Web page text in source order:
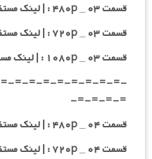
قسمت ۰۳ _ ۴۸۰p : | لینک مستقیم | دوبله فارسی
قسمت ۰۳ _ ۷۲۰p : | لینک مستقیم | دوبله فارسی
قسمت ۰۳ _ ۱۰۸۰p : | لینک مستقیم | دوبله فارسی
=-=-=-=-=-=-=-=-
=-=-=-=-
قسمت ۰۴ _ ۴۸۰p : | لینک مستقیم | دوبله فارسی
قسمت ۰۴ _ ۷۲۰p : | لینک مستقیم | دوبله فارسی